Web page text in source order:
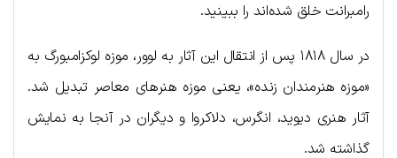
رامبرانت خلق شده‌اند را ببینید.
در سال ۱۸۱۸ پس از انتقال این آثار به لوور، موزه لوکزامبورگ به
«موزه هنرمندان زنده»، یعنی موزه هنرهای معاصر تبدیل شد.
آثار هنری دیوید، انگرس، دلاکروا و دیگران در آنجا به نمایش
گذاشته شد.